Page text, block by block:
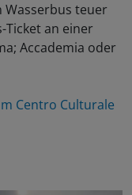
Wasserbus teuer
Ticket an einer
Accademia oder
Centro Culturale